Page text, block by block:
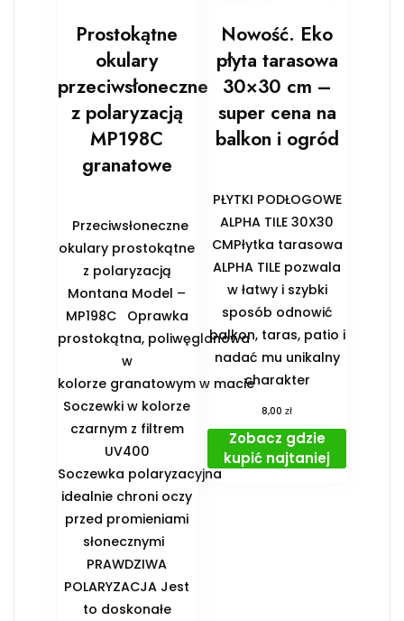
Prostokątne
okulary
przeciwsłoneczne
z polaryzacją
MP198C
granatowe
Przeciwsłoneczne
okulary prostokątne
z polaryzacją
Montana Model –
MP198C Oprawka
prostokątna, poliwęglanowa
w
kolorze granatowym w macie
Soczewki w kolorze
czarnym z filtrem
UV400
Soczewka polaryzacyjna
idealnie chroni oczy
przed promieniami
słonecznymi
PRAWDZIWA
POLARYZACJA Jest
to doskonałe
Nowość. Eko
płyta tarasowa
30×30 cm –
super cena na
balkon i ogród
PŁYTKI PODŁOGOWE
ALPHA TILE 30X30
CMPłytka tarasowa
ALPHA TILE pozwala
w łatwy i szybki
sposób odnowić
balkon, taras, patio i
nadać mu unikalny
charakter
8,00zł
Zobacz gdzie
kupić najtaniej